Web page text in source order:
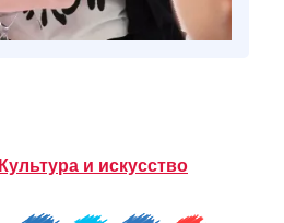
Культура и искусство